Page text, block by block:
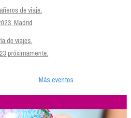
de viaje.
Madrid
de viajes.
próximamente.
Más eventos